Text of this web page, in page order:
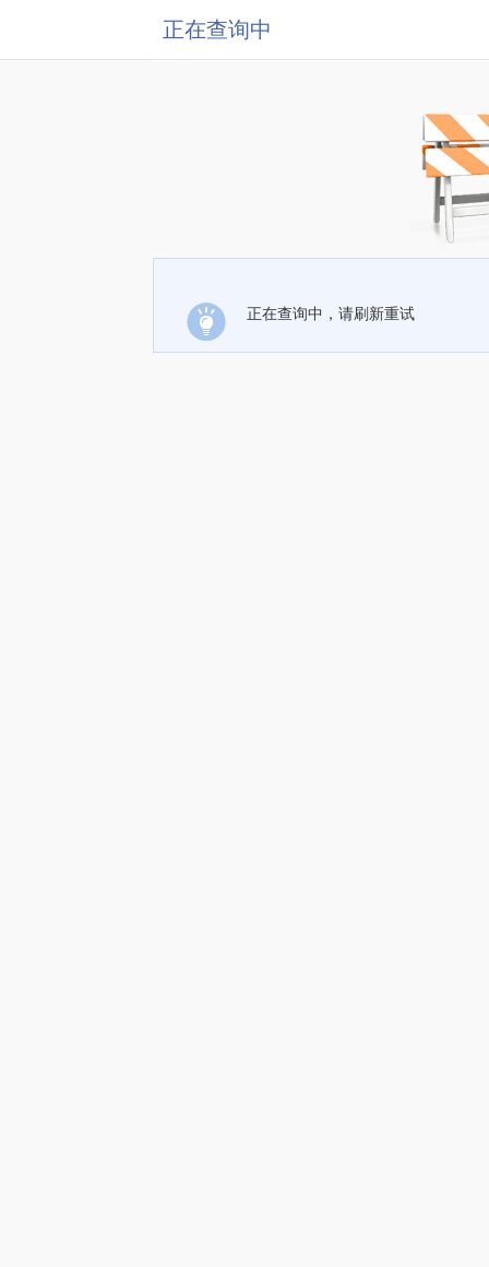
正在查询中
正在查询中，请刷新重试